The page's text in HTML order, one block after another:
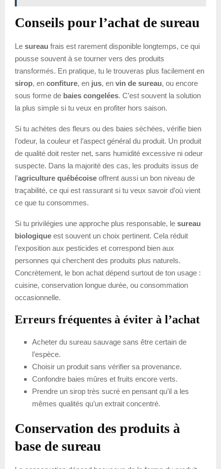
Conseils pour l’achat de sureau
Le sureau frais est rarement disponible longtemps, ce qui
pousse souvent à se tourner vers des produits
transformés. En pratique, tu le trouveras plus facilement en
sirop, en confiture, en jus, en vin de sureau, ou encore
sous forme de baies congelées. C’est souvent la solution
la plus simple si tu veux en profiter hors saison.
Si tu achètes des fleurs ou des baies séchées, vérifie bien
l’odeur, la couleur et l’aspect général du produit. Un produit
de qualité doit rester net, sans humidité excessive ni odeur
suspecte. Dans la majorité des cas, les produits issus de
l’agriculture québécoise offrent aussi un bon niveau de
traçabilité, ce qui est rassurant si tu veux savoir d’où vient
ce que tu consommes.
Si tu privilégies une approche plus responsable, le sureau
biologique est souvent un choix pertinent. Cela réduit
l’exposition aux pesticides et correspond bien aux
personnes qui cherchent des produits plus naturels.
Concrètement, le bon achat dépend surtout de ton usage :
cuisine, conservation longue durée, ou consommation
occasionnelle.
Erreurs fréquentes à éviter à l’achat
Acheter du sureau sauvage sans être certain de
l’espèce.
Choisir un produit sans vérifier sa provenance.
Confondre baies mûres et fruits encore verts.
Prendre un sirop très sucré en pensant qu’il a les
mêmes qualités qu’un extrait concentré.
Conservation des produits à
base de sureau